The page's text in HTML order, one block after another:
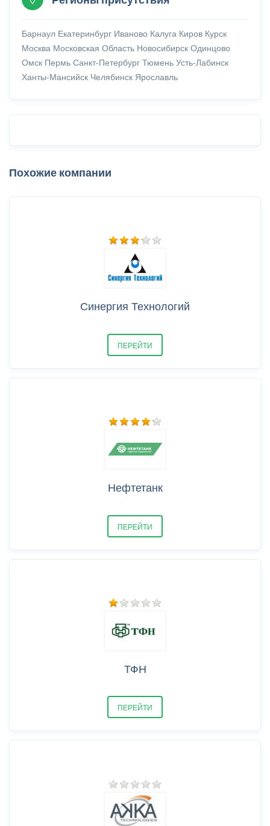
Барнаул Екатеринбург Иваново Калуга Киров Курск
Москва Московская Область Новосибирск Одинцово
Омск Пермь Санкт-Петербург Тюмень Усть-Лабинск
Ханты-Мансийск Челябинск Ярославль
Похожие компании
Синергия Технологий
ПЕРЕЙТИ
Нефтетанк
ПЕРЕЙТИ
ТФН
ПЕРЕЙТИ